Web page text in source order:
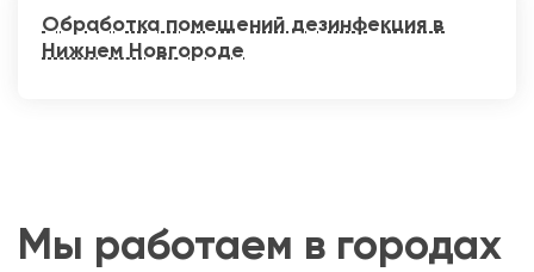
Обработка помещений дезинфекция в
Нижнем Новгороде
Мы работаем в городах